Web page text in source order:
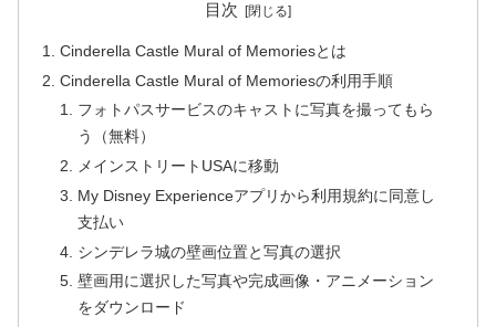
目次
Cinderella Castle Mural of Memoriesとは
Cinderella Castle Mural of Memoriesの利用手順
フォトパスサービスのキャストに写真を撮ってもら
う（無料）
メインストリートUSAに移動
My Disney Experienceアプリから利用規約に同意し
支払い
シンデレラ城の壁画位置と写真の選択
壁画用に選択した写真や完成画像・アニメーション
をダウンロード